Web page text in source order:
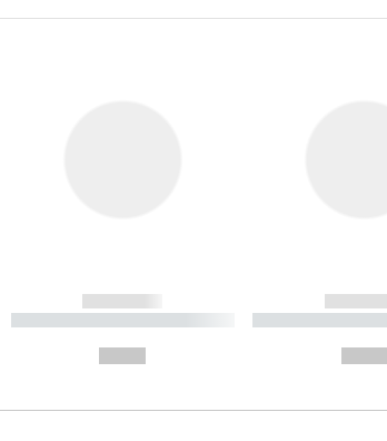
------------
----------- ----------- ----------
-----------